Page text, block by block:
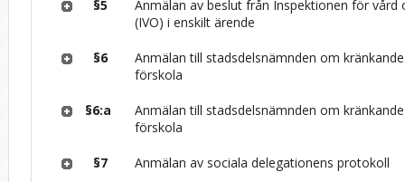
§5
Anmälan av beslut från Inspektionen för vård
(IVO) i enskilt ärende
§6
Anmälan till stadsdelsnämnden om
förskola
§6:a
Anmälan till stadsdelsnämnden om
förskola
§7 Anmälan av sociala delegationens protokoll